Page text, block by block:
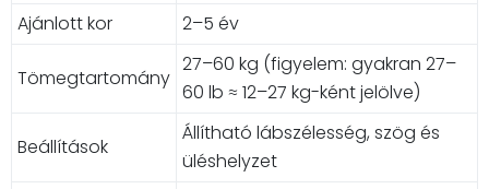
Ajánlott kor
2–5 év
Tömegtartomány
27–60 kg (figyelem: gyakran 27–
60 lb ≈ 12–27 kg-ként jelölve)
Beállítások
Állítható lábszélesség, szög és
üléshelyzet